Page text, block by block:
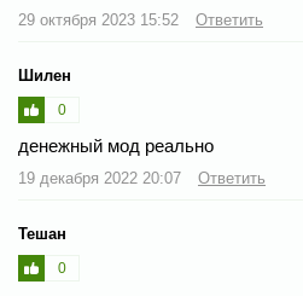
29 октября 2023 15:52 Ответить
Шилен
0
денежный мод реально
19 декабря 2022 20:07 Ответить
Тешан
0